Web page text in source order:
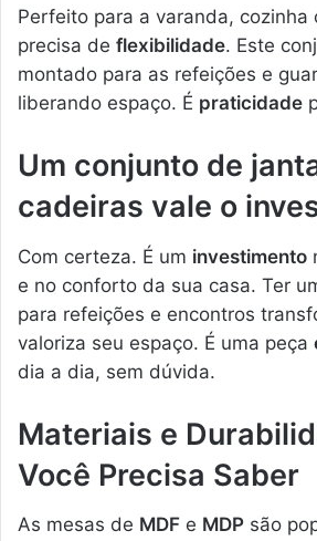
Perfeito para a varanda, cozinha
precisa de flexibilidade. Este
montado para as refeições e
liberando espaço. É praticidade
Um conjunto de
cadeiras vale o
Com certeza. É um investimento
e no conforto da sua casa. Ter
para refeições e encontros
valoriza seu espaço. É uma peça
dia a dia, sem dúvida.
Materiais e
Você Precisa Saber
As mesas de MDF e MDP são